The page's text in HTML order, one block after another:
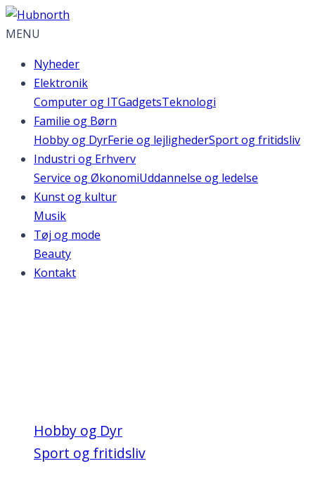
MENU
Nyheder
Elektronik
Computer og ITGadgetsTeknologi
Familie og Børn
Hobby og DyrFerie og lejlighederSport og fritidsliv
Industri og Erhverv
Service og ØkonomiUddannelse og ledelse
Kunst og kultur
Musik
Tøj og mode
Beauty
Kontakt
Hobby og Dyr
Sport og fritidsliv